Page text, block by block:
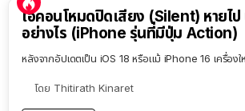
ไอคอนโหมดปิดเสียง (Silent) หายไป
อย่างไร (iPhone รุ่นที่มีปุ่ม Action)
หลังจากอัปเดตเป็น iOS 18 หรือแม้ iPhone 16 เครื่อง
โดย Thitirath Kinaret